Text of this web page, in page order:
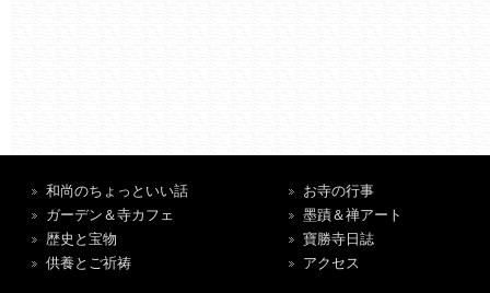
和尚のちょっといい話
ガーデン＆寺カフェ
歴史と宝物
供養とご祈祷
お寺の行事
墨蹟＆禅アート
寶勝寺日誌
アクセス